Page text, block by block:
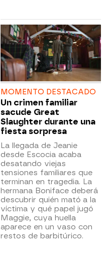
MOMENTO DESTACADO
Un crimen familiar
sacude Great
Slaughter durante una
fiesta sorpresa
La llegada de Jeanie
desde Escocia acaba
desatando viejas
tensiones familiares que
terminan en tragedia. La
hermana Boniface deberá
descubrir quién mató a la
víctima y qué papel jugó
Maggie, cuya huella
aparece en un vaso con
restos de barbitúrico.